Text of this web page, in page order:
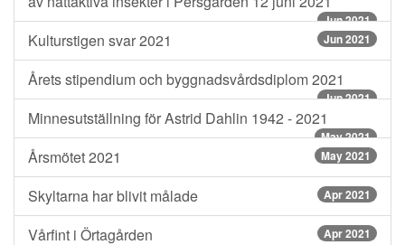
Jun 2021
Kulturstigen svar 2021 Jun 2021
Årets stipendium och byggnadsvårdsdiplom 2021
Jun 2021
Minnesutställning för Astrid Dahlin 1942 - 2021
May 2021
Årsmötet 2021 May 2021
Skyltarna har blivit målade Apr 2021
Vårfint i Örtagården Apr 2021